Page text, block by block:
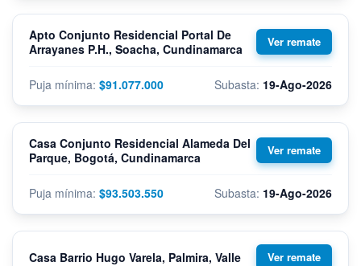
$91.077.000
Apto Conjunto Residencial Portal De
Arrayanes P.H., Soacha, Cundinamarca
19-Ago-2026
$93.503.550
Casa Conjunto Residencial Alameda Del
Parque, Bogotá, Cundinamarca
19-Ago-2026
Casa Barrio Hugo Varela, Palmira, Valle